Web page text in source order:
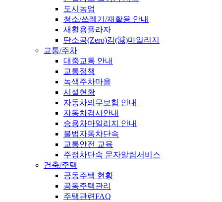
도시농업
청소/쓰레기/재활용 안내
새활용플라자
탄소공(Zero)감(減)마일리지
교통/주차
대중교통 안내
교통정책
녹색주차마을
시설현황
자동차의무보험 안내
자동차검사안내
승용차마일리지 안내
불법자동차단속
교통안전 교육
주정차단속 문자알림서비스
건축/주택
공동주택 현황
공동주택관리
주택관련FAQ